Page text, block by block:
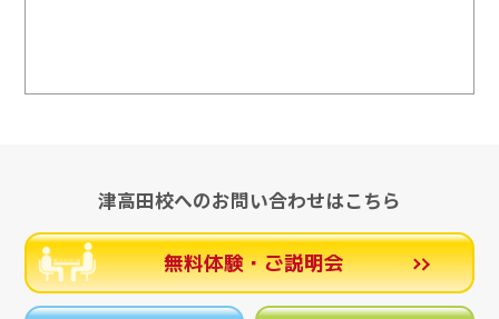
津高田校へのお問い合わせはこちら
無料体験・ご説明会